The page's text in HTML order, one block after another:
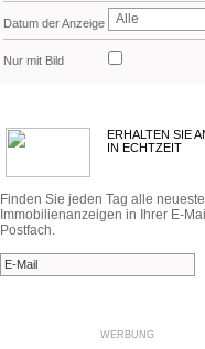
Datum der Anzeige Alle
Nur mit Bild
ERHALTEN SIE
IN ECHTZEIT
Finden Sie jeden Tag alle
Immobilienanzeigen in Ihrer E-Mail
Postfach.
WERBUNG